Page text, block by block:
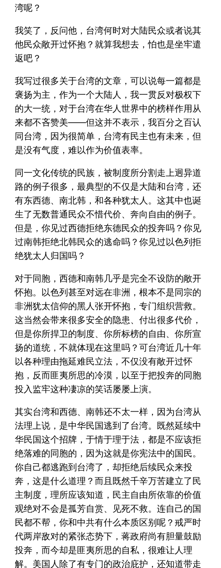
湾呢？
我笑了，反问他，台湾何时对大陆民众或者说其
他民众敞开过怀抱？就算我想去，怕也是坐牢遣
返吧？
我写过很多关于台湾的文章，可以说每一篇都是
褒扬为主，作为一个大陆人，我一贯反对极权下
的大一统，对于台湾在华人世界中的榜样作用从
来都不吝赞美——但这并不表示，我百分之百认
同台湾，因为很简单，台湾有民主也有未来，但
是没有气度，难以作为价值表率。
同一文化传统的民族，被制度所分割走上迥异道
路的例子很多，最典型的不仅是大陆和台湾，还
有东西德、南北韩，和各种犹太人。这其中也诞
生了无数普通民众不惜代价、奔向自由的例子。
但是，你见过西德拒绝东德民众的投奔吗？你见
过南韩拒绝北韩民众的逃命吗？你见过以色列拒
绝犹太人归国吗？
对于同胞，西德和南韩几乎是完全不设防的敞开
怀抱。以色列甚至对远在非洲，根本不是同宗的
非洲犹太信仰的黑人张开怀抱，专门组织营救。
这当然会带来很多安全的隐患、付出很多代价，
但是你所捍卫的制度、你所标榜的自由、你所宣
扬的道统，不就体现在这里吗？可台湾近几十年
以各种理由拖延难民立法，不仅没有敞开过怀
抱，反而匪夷所思的冷漠，以至于把投奔的同胞
投入监牢这种凄凉的笑话屡屡上演。
其实台湾和西德、南韩还不太一样，因为台湾从
法理上说，是中华民国逃到了台湾。既然延续中
华民国这个招牌，于情于理于法，都是不应该拒
绝落难的同胞的，因为这就是你宪法中的国民。
你自己都逃跑到台湾了，却拒绝后续民众来投
奔，这是什么道理？而且既然千辛万苦建立了民
主制度，理所应该知道，民主自由所依靠的价值
观绝对不会是孤芳自赏、见死不救。连自己的国
民都不帮，你和中共有什么本质区别呢？戒严时
代两岸敌对的紧张态势下，蒋政府尚有胆量鼓励
投奔，而今却是匪夷所思的自私，很难让人理
解。美国人除了有专门的政治庇护，还知道带走